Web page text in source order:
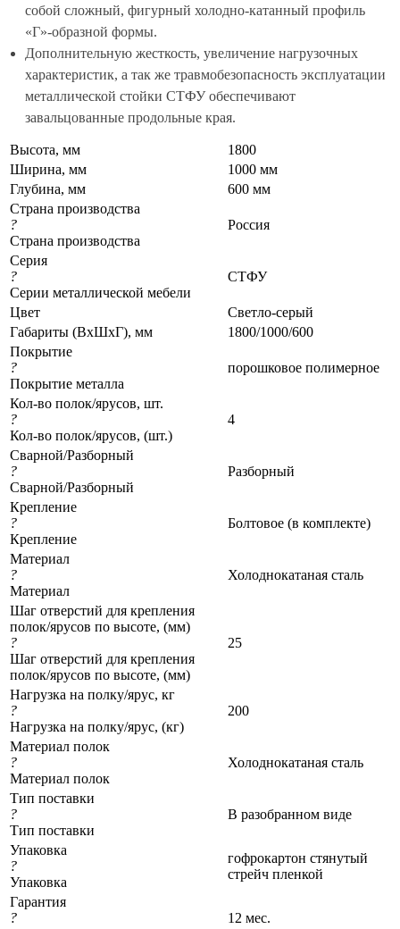
собой сложный, фигурный холодно-катанный профиль
«Г»-образной формы.
Дополнительную жесткость, увеличение нагрузочных
характеристик, а так же травмобезопасность эксплуатации
металлической стойки СТФУ обеспечивают
завальцованные продольные края.
Высота, мм
1800
Ширина, мм
1000 мм
Глубина, мм
600 мм
Страна производства
?
Страна производства
Россия
Серия
?
Серии металлической мебели
СТФУ
Цвет
Светло-серый
Габариты (ВхШхГ), мм
1800/1000/600
Покрытие
?
Покрытие металла
порошковое полимерное
Кол-во полок/ярусов, шт.
?
Кол-во полок/ярусов, (шт.)
4
Сварной/Разборный
?
Сварной/Разборный
Разборный
Крепление
?
Крепление
Болтовое (в комплекте)
Материал
?
Материал
Холоднокатаная сталь
Шаг отверстий для крепления
полок/ярусов по высоте, (мм)
?
Шаг отверстий для крепления
полок/ярусов по высоте, (мм)
25
Нагрузка на полку/ярус, кг
?
Нагрузка на полку/ярус, (кг)
200
Материал полок
?
Материал полок
Холоднокатаная сталь
Тип поставки
?
Тип поставки
В разобранном виде
Упаковка
?
Упаковка
гофрокартон стянутый
стрейч пленкой
Гарантия
?
12 мес.